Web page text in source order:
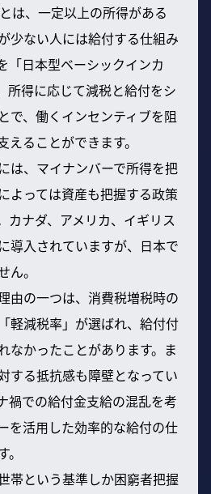
は、一定以上の所得がある
少ない人には給付する仕組み
「日本型ベーシックインカ
所得に応じて減税と給付をシ
で、働くインセンティブを阻
ることができます。
は、マイナンバーで所得を把
よっては資産も把握する政策
カナダ、アメリカ、イギリス
導入されていますが、日本で
ん。
由の一つは、消費税増税時の
軽減税率」が選ばれ、給付付
なかったことがあります。ま
する抵抗感も障壁となってい
禍での給付金支給の混乱を考
を活用した効率的な給付の仕
帯という基準しか困窮者把握